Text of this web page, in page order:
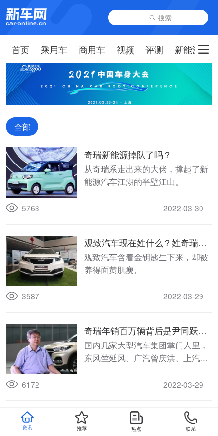
搜索
首页 乘用车 商用车 视频 评测 新能源
全部
奇瑞新能源掉队了吗？
从奇瑞系走出来的大佬，撑起了新
能源汽车江湖的半壁江山。
5763 2022-03-30
观致汽车现在姓什么？姓奇瑞？
NO！姓宝能？NO！
观致汽车含着金钥匙生下来，却被
养得面黄肌瘦。
3587 2022-03-29
奇瑞年销百万辆背后是尹同跃无
尽的白发，无言的愁绪
国内几家大型汽车集团掌门人里，
东风竺延风、广汽曾庆洪、上汽陈
6172 2022-03-29
汽车人物录 | 山西运城穷小子，起了“大
运”，不仅事业腾达，还娶上了“贵妃”
昔日，久负盛名的摩托车企业嘉陵、力帆
资讯 推荐 热点 联系